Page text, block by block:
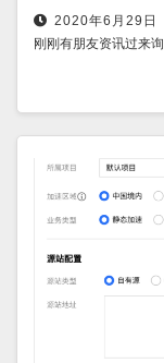
2020年6月29日
刚刚有朋友资讯过来